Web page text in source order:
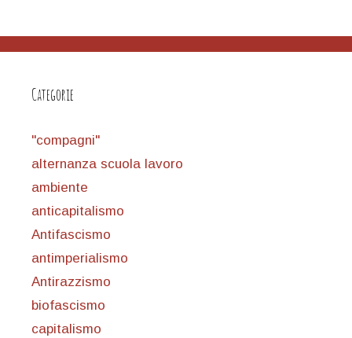
Categorie
"compagni"
alternanza scuola lavoro
ambiente
anticapitalismo
Antifascismo
antimperialismo
Antirazzismo
biofascismo
capitalismo